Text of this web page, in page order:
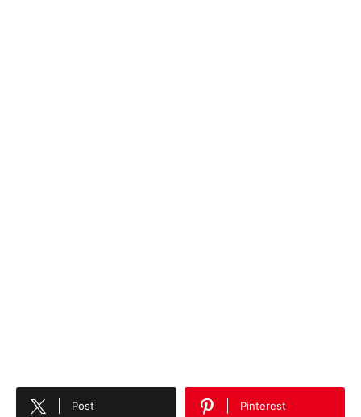
Post Pinterest